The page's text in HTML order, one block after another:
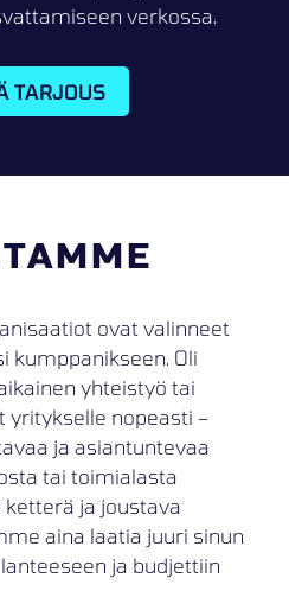
verkossa.
TARJOUS
ovat valinneet
kumppanikseen. Oli
yhteistyö tai
yritykselle nopeasti –
ja asiantuntevaa
tai toimialasta
ja joustava
aina laatia juuri sinun
ja budjettiin